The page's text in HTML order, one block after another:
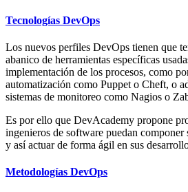
Tecnologías DevOps
Los nuevos perfiles DevOps tienen que
abanico de herramientas específicas
implementación de los procesos, como
automatización como Puppet o Cheft, o
sistemas de monitoreo como Nagios o
Es por ello que DevAcademy propone
ingenieros de software puedan componer
y así actuar de forma ágil en sus
Metodologías DevOps